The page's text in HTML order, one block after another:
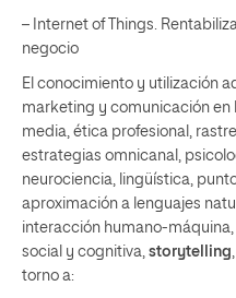
– Internet of Things.
negocio
El conocimiento y utilización
marketing y comunicación en
media, ética profesional,
estrategias omnicanal,
neurociencia, lingüística,
aproximación a lenguajes
interacción humano-
social y cognitiva, storytelling
torno a: